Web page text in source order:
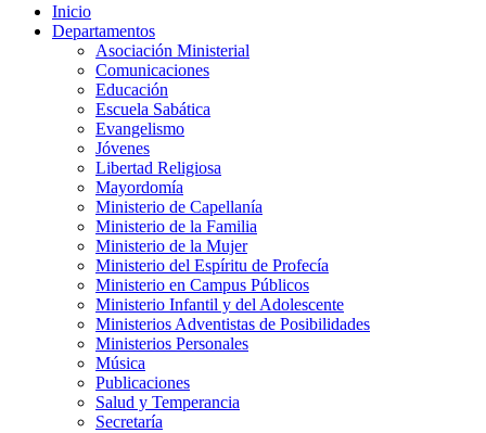
Inicio
Departamentos
Asociación Ministerial
Comunicaciones
Educación
Escuela Sabática
Evangelismo
Jóvenes
Libertad Religiosa
Mayordomía
Ministerio de Capellanía
Ministerio de la Familia
Ministerio de la Mujer
Ministerio del Espíritu de Profecía
Ministerio en Campus Públicos
Ministerio Infantil y del Adolescente
Ministerios Adventistas de Posibilidades
Ministerios Personales
Música
Publicaciones
Salud y Temperancia
Secretaría